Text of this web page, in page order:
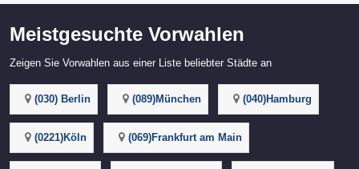
Meistgesuchte Vorwahlen
Zeigen Sie Vorwahlen aus einer Liste beliebter Städte an
(030) Berlin (089)München (040)Hamburg
(0221)Köln (069)Frankfurt am Main